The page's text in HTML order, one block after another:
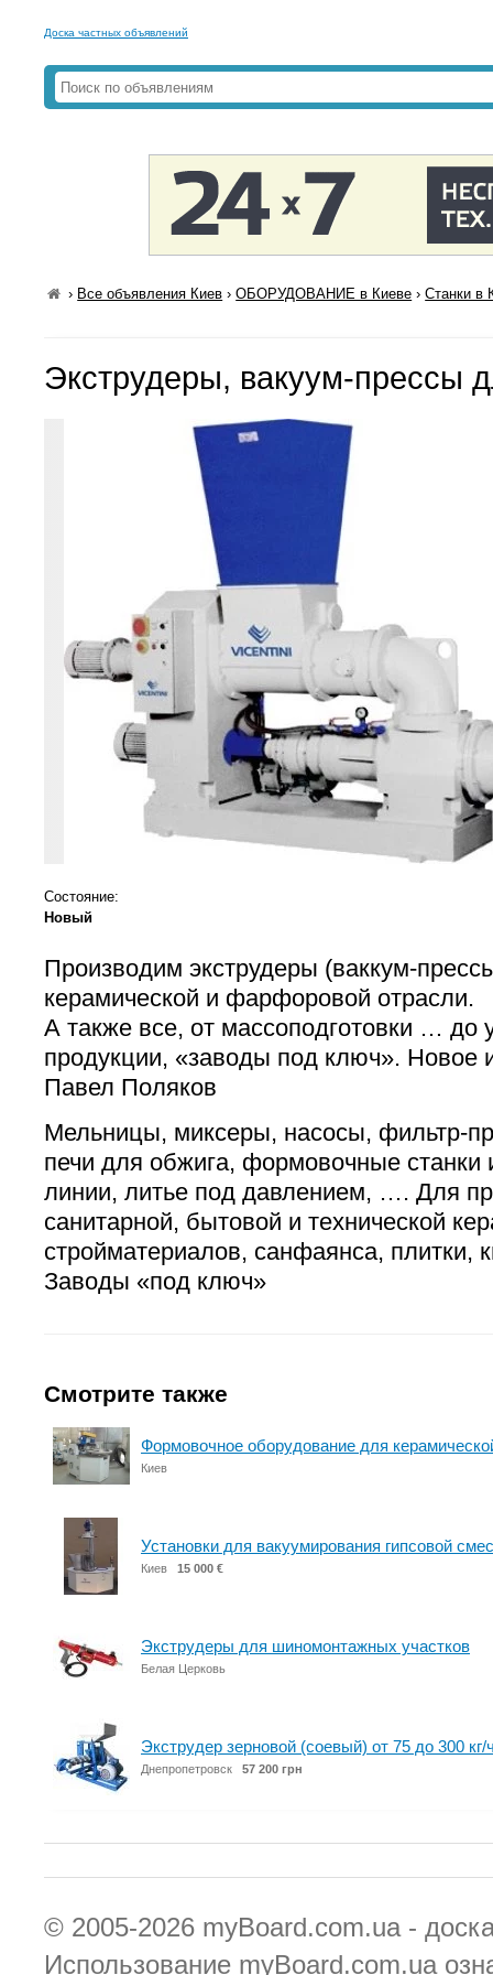
Доска частных объявлений
› Все объявления Киев ›ОБОРУДОВАНИЕ в Киеве ›Станки в
Экструдеры, вакуум-прессы
Состояние:
Новый
Производим экструдеры (ваккум-
керамической и фарфоровой отрасли.
А также все, от массоподготовки … до
продукции, «заводы под ключ». Новое
Павел Поляков
Мельницы, миксеры, насосы, фильтр-
печи для обжига, формовочные станки
линии, литье под давлением, …. Для
санитарной, бытовой и технической
стройматериалов, санфаянса, плитки,
Заводы «под ключ»
Смотрите также
Формовочное оборудование для
Киев
Установки для вакуумирования гипсовой
Киев 15 000 €
Экструдеры для шиномонтажных участков
Белая Церковь
Экструдер зерновой (соевый) от 75 до 300 кг/
Днепропетровск 57 200 грн
© 2005-2026 myBoard.com.ua -
Использование myBoard.com.ua